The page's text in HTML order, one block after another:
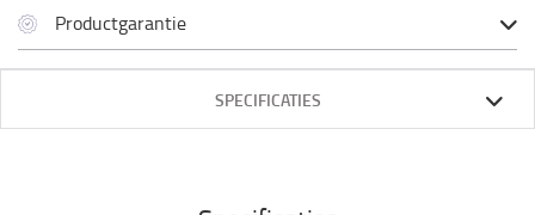
Productgarantie
SPECIFICATIES